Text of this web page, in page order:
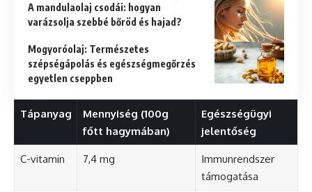
A mandulaolaj csodái: hogyan
varázsolja szebbé bőröd és hajad?
Mogyoróolaj: Természetes
szépségápolás és egészségmegőrzés
egyetlen cseppben
Tápanyag
Mennyiség (100g
főtt hagymában)
Egészségügyi
jelentőség
C-vitamin 7,4 mg
Immunrendszer
támogatása